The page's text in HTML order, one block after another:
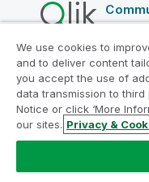
Contrats juridiques
Conditions
Legal Policies
Conditions
Do Not Share My Info
Copyright © 1993-
We use cookies to
and to deliver content
you accept the use of
data transmission to third
Notice or click ‘More
our sites. Privacy &